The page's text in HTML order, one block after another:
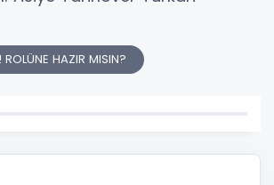
HAZIR MISIN?